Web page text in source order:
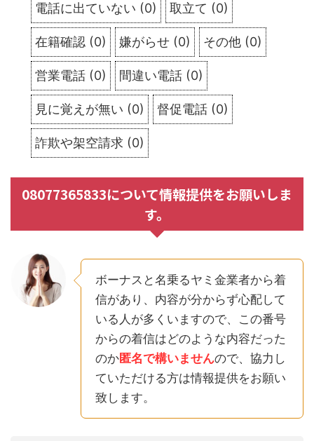
電話に出ていない (0) 取立て (0)
在籍確認 (0) 嫌がらせ (0) その他 (0)
営業電話 (0) 間違い電話 (0)
見に覚えが無い (0) 督促電話 (0)
詐欺や架空請求 (0)
08077365833について情報提供をお願いしま
す。
ボーナスと名乗るヤミ金業者から着
信があり、内容が分からず心配して
いる人が多くいますので、この番号
からの着信はどのような内容だった
のか匿名で構いませんので、協力し
ていただける方は情報提供をお願い
致します。